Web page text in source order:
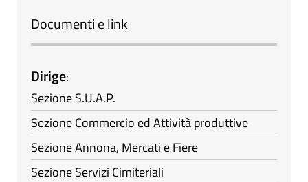
Documenti e link
Dirige:
Sezione S.U.A.P.
Sezione Commercio ed Attività produttive
Sezione Annona, Mercati e Fiere
Sezione Servizi Cimiteriali